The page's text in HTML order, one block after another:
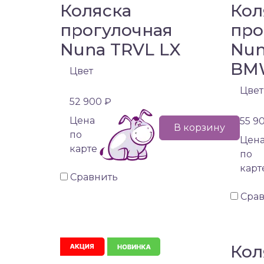
Коляска
прогулочная
Nuna TRVL LX
Цвет
52 900 ₽
Цена
по
карте
В корзину
Сравнить
Цвет
55
по